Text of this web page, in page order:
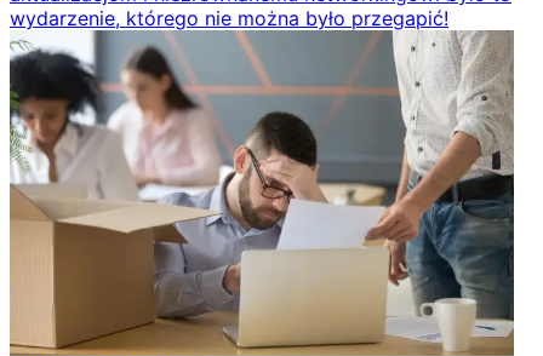
wydarzenie, którego nie można było przegapić!